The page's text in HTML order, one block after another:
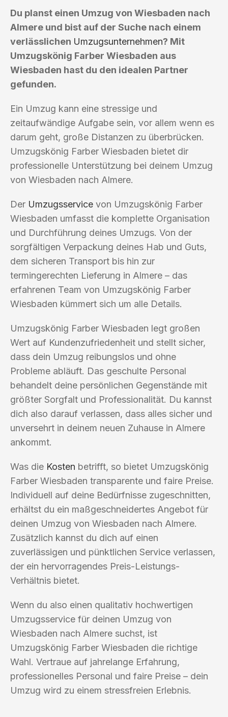
Du planst einen Umzug von Wiesbaden nach
Almere und bist auf der Suche nach einem
verlässlichen Umzugsunternehmen? Mit
Umzugskönig Farber Wiesbaden aus
Wiesbaden hast du den idealen Partner
gefunden.
Ein Umzug kann eine stressige und
zeitaufwändige Aufgabe sein, vor allem wenn es
darum geht, große Distanzen zu überbrücken.
Umzugskönig Farber Wiesbaden bietet dir
professionelle Unterstützung bei deinem Umzug
von Wiesbaden nach Almere.
Der Umzugsservice von Umzugskönig Farber
Wiesbaden umfasst die komplette Organisation
und Durchführung deines Umzugs. Von der
sorgfältigen Verpackung deines Hab und Guts,
dem sicheren Transport bis hin zur
termingerechten Lieferung in Almere – das
erfahrenen Team von Umzugskönig Farber
Wiesbaden kümmert sich um alle Details.
Umzugskönig Farber Wiesbaden legt großen
Wert auf Kundenzufriedenheit und stellt sicher,
dass dein Umzug reibungslos und ohne
Probleme abläuft. Das geschulte Personal
behandelt deine persönlichen Gegenstände mit
größter Sorgfalt und Professionalität. Du kannst
dich also darauf verlassen, dass alles sicher und
unversehrt in deinem neuen Zuhause in Almere
ankommt.
Was die Kosten betrifft, so bietet Umzugskönig
Farber Wiesbaden transparente und faire Preise.
Individuell auf deine Bedürfnisse zugeschnitten,
erhältst du ein maßgeschneidertes Angebot für
deinen Umzug von Wiesbaden nach Almere.
Zusätzlich kannst du dich auf einen
zuverlässigen und pünktlichen Service verlassen,
der ein hervorragendes Preis-Leistungs-
Verhältnis bietet.
Wenn du also einen qualitativ hochwertigen
Umzugsservice für deinen Umzug von
Wiesbaden nach Almere suchst, ist
Umzugskönig Farber Wiesbaden die richtige
Wahl. Vertraue auf jahrelange Erfahrung,
professionelles Personal und faire Preise – dein
Umzug wird zu einem stressfreien Erlebnis.